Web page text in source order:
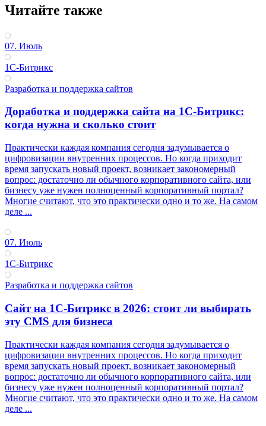
Читайте также
07. Июль
1С-Битрикс
Разработка и поддержка сайтов
Доработка и поддержка сайта на 1С-Битрикс:
когда нужна и сколько стоит
Практически каждая компания сегодня задумывается о
цифровизации внутренних процессов. Но когда приходит
время запускать новый проект, возникает закономерный
вопрос: достаточно ли обычного корпоративного сайта, или
бизнесу уже нужен полноценный корпоративный портал?
Многие считают, что это практически одно и то же. На самом
деле ...
07. Июль
1С-Битрикс
Разработка и поддержка сайтов
Сайт на 1С-Битрикс в 2026: стоит ли выбирать
эту CMS для бизнеса
Практически каждая компания сегодня задумывается о
цифровизации внутренних процессов. Но когда приходит
время запускать новый проект, возникает закономерный
вопрос: достаточно ли обычного корпоративного сайта, или
бизнесу уже нужен полноценный корпоративный портал?
Многие считают, что это практически одно и то же. На самом
деле ...